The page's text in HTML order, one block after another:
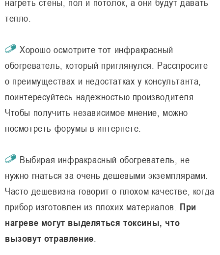
тепло.
Хорошо осмотрите тот инфракрасный
обогреватель, который приглянулся. Расспросите
о преимуществах и недостатках у консультанта,
поинтересуйтесь надежностью производителя.
Чтобы получить независимое мнение, можно
посмотреть форумы в интернете.
Выбирая инфракрасный обогреватель, не
нужно гнаться за очень дешевыми экземплярами.
Часто дешевизна говорит о плохом качестве, когда
прибор изготовлен из плохих материалов. При
нагреве могут выделяться токсины, что
вызовут отравление